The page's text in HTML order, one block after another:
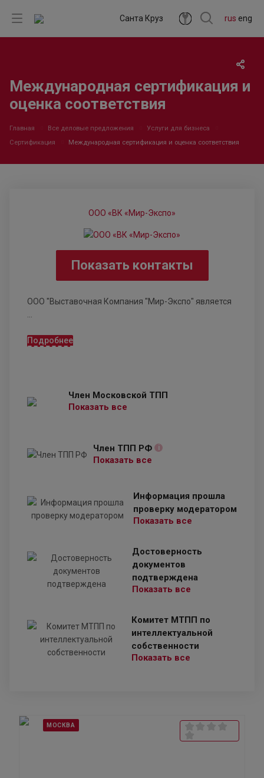
rus eng
Санта Круз
Международная сертификация и
оценка соответствия
Главная Все деловые предложения
Услуги для бизнеса
Сертификация
Международная сертификация и оценка соответствия
ООО «ВК «Мир-Экспо»
Показать контакты
ООО "Выставочная Компания "Мир-Экспо" является
Подробнее
Член Московской ТПП
Показать все
Член ТПП РФ i
Показать все
Информация прошла
проверку модератором
Показать все
Достоверность
документов
подтверждена
Показать все
Комитет МТПП по
интеллектуальной
собственности
Показать все
МОСКВА